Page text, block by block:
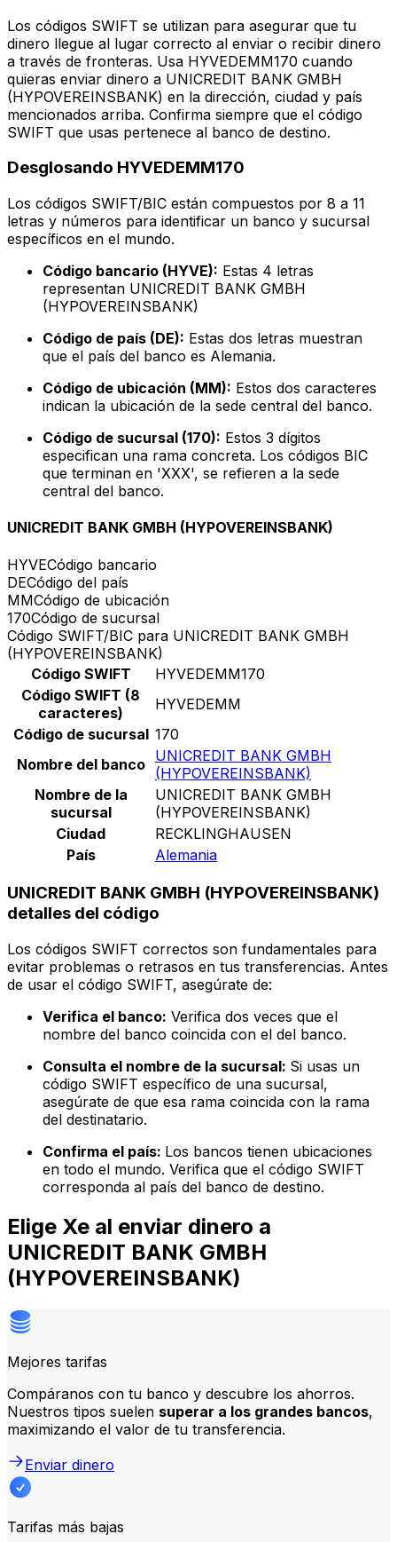
Los códigos SWIFT se utilizan para asegurar que tu
dinero llegue al lugar correcto al enviar o recibir dinero
a través de fronteras. Usa HYVEDEMM170 cuando
quieras enviar dinero a UNICREDIT BANK GMBH
(HYPOVEREINSBANK) en la dirección, ciudad y país
mencionados arriba. Confirma siempre que el código
SWIFT que usas pertenece al banco de destino.
Desglosando HYVEDEMM170
Los códigos SWIFT/BIC están compuestos por 8 a 11
letras y números para identificar un banco y sucursal
específicos en el mundo.
Código bancario (HYVE): Estas 4 letras
representan UNICREDIT BANK GMBH
(HYPOVEREINSBANK)
Código de país (DE): Estas dos letras muestran
que el país del banco es Alemania.
Código de ubicación (MM): Estos dos caracteres
indican la ubicación de la sede central del banco.
Código de sucursal (170): Estos 3 dígitos
especifican una rama concreta. Los códigos BIC
que terminan en 'XXX', se refieren a la sede
central del banco.
UNICREDIT BANK GMBH (HYPOVEREINSBANK)
HYVECódigo bancario
DECódigo del país
MMCódigo de ubicación
170Código de sucursal
Código SWIFT/BIC para UNICREDIT BANK GMBH
(HYPOVEREINSBANK)
Código SWIFT
HYVEDEMM170
Código SWIFT (8
caracteres)
HYVEDEMM
Código de sucursal 170
Nombre del banco
UNICREDIT BANK GMBH
(HYPOVEREINSBANK)
Nombre de la
sucursal
UNICREDIT BANK GMBH
(HYPOVEREINSBANK)
Ciudad
RECKLINGHAUSEN
País
Alemania
UNICREDIT BANK GMBH (HYPOVEREINSBANK)
detalles del código
Los códigos SWIFT correctos son fundamentales para
evitar problemas o retrasos en tus transferencias. Antes
de usar el código SWIFT, asegúrate de:
Verifica el banco: Verifica dos veces que el
nombre del banco coincida con el del banco.
Consulta el nombre de la sucursal: Si usas un
código SWIFT específico de una sucursal,
asegúrate de que esa rama coincida con la rama
del destinatario.
Confirma el país: Los bancos tienen ubicaciones
en todo el mundo. Verifica que el código SWIFT
corresponda al país del banco de destino.
Elige Xe al enviar dinero a
UNICREDIT BANK GMBH
(HYPOVEREINSBANK)
Mejores tarifas
Compáranos con tu banco y descubre los ahorros.
Nuestros tipos suelen superar a los grandes bancos,
maximizando el valor de tu transferencia.
Enviar dinero
Tarifas más bajas